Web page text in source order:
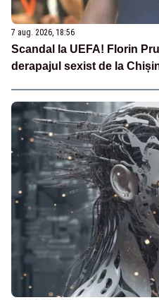
7 aug. 2026, 18:56
Scandal la UEFA! Florin
derapajul sexist de la